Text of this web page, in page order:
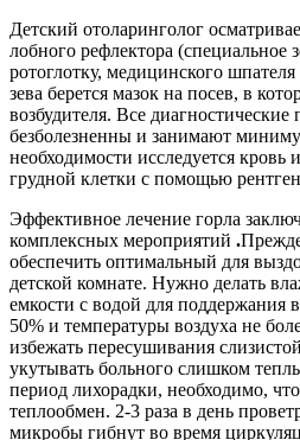
Детский отоларинголог
лобного рефлектора (специальное
ротоглотку, медицинского
зева берется мазок на посев, в
возбудителя. Все
безболезненны и занимают
необходимости исследуется кровь
грудной клетки с помощью
Эффективное лечение горла
комплексных мероприятий .
обеспечить оптимальный для
детской комнате. Нужно делать
емкости с водой для поддержания
50% и температуры воздуха не
избежать пересушивания
укутывать больного слишком
период лихорадки, необходимо,
теплообмен. 2-3 раза в день
микробы гибнут во время